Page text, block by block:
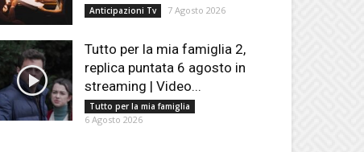
Anticipazioni Tv 7 Agosto 2026
Tutto per la mia famiglia 2,
replica puntata 6 agosto in
streaming | Video...
Tutto per la mia famiglia
6 Agosto 2026